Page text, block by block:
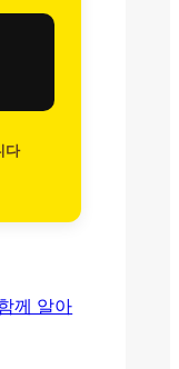
다
께 알아